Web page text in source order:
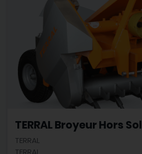
TERRAL Broyeur Hors Sol
TERRAL
TERRAL